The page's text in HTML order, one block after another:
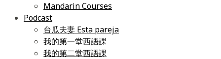
Mandarin Courses
Podcast
台瓜夫妻 Esta pareja
我的第一堂西語課
我的第二堂西語課